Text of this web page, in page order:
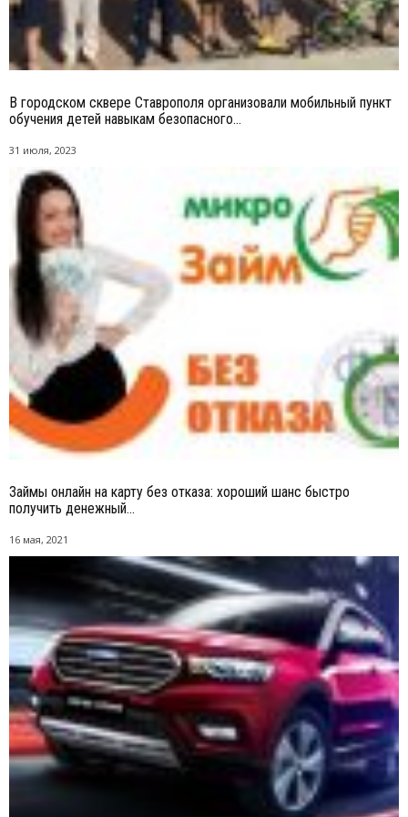
В городском сквере Ставрополя организовали мобильный пункт
обучения детей навыкам безопасного...
31 июля, 2023
Займы онлайн на карту без отказа: хороший шанс быстро
получить денежный...
16 мая, 2021